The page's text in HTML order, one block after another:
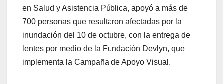
en Salud y Asistencia Pública, apoyó a más de
700 personas que resultaron afectadas por la
inundación del 10 de octubre, con la entrega de
lentes por medio de la Fundación Devlyn, que
implementa la Campaña de Apoyo Visual.